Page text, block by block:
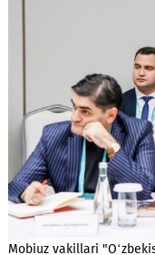
organlardan tortib
transformatsiya,
mintaqaning
yo‘nalishlarni qamrab